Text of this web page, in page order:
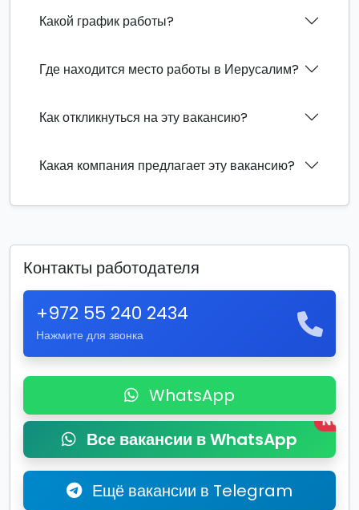
Какой график работы?
Где находится место работы в Иерусалим?
Как откликнуться на эту вакансию?
Какая компания предлагает эту вакансию?
Контакты работодателя
+972 55 240 2434
Нажмите для звонка
WhatsApp
Все вакансии в WhatsApp
New
Ещё вакансии в Telegram